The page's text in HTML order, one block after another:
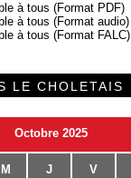
à tous (Format PDF)
à tous (Format audio)
à tous (Format FALC)
LE CHOLETAIS
Octobre 2025
M J V